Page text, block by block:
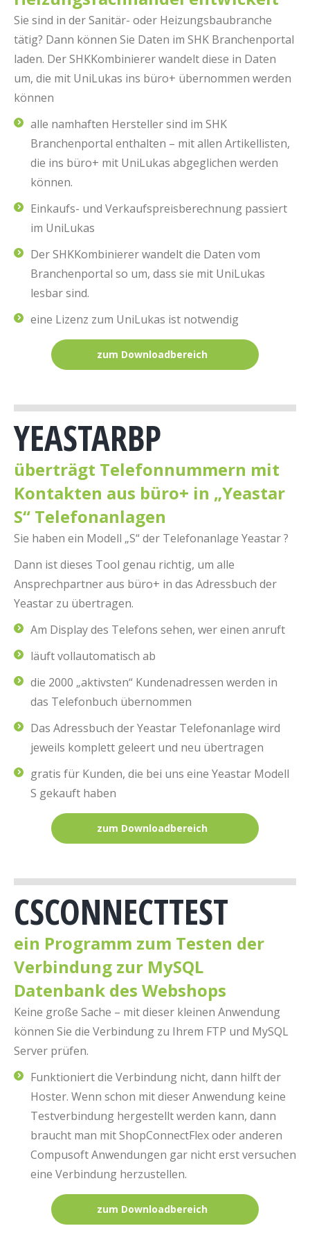
Sie sind in der Sanitär- oder Heizungsbaubranche
tätig? Dann können Sie Daten im SHK Branchenportal
laden. Der SHKKombinierer wandelt diese in Daten
um, die mit UniLukas ins büro+ übernommen werden
können
alle namhaften Hersteller sind im SHK
Branchenportal enthalten – mit allen Artikellisten,
die ins büro+ mit UniLukas abgeglichen werden
können.
Einkaufs- und Verkaufspreisberechnung passiert
im UniLukas
Der SHKKombinierer wandelt die Daten vom
Branchenportal so um, dass sie mit UniLukas
lesbar sind.
eine Lizenz zum UniLukas ist notwendig
zum Downloadbereich
YEASTARBP
überträgt Telefonnummern mit
Kontakten aus büro+ in „Yeastar
S“ Telefonanlagen
Sie haben ein Modell „S“ der Telefonanlage Yeastar ?
Dann ist dieses Tool genau richtig, um alle
Ansprechpartner aus büro+ in das Adressbuch der
Yeastar zu übertragen.
Am Display des Telefons sehen, wer einen anruft
läuft vollautomatisch ab
die 2000 „aktivsten“ Kundenadressen werden in
das Telefonbuch übernommen
Das Adressbuch der Yeastar Telefonanlage wird
jeweils komplett geleert und neu übertragen
gratis für Kunden, die bei uns eine Yeastar Modell
S gekauft haben
zum Downloadbereich
CSCONNECTTEST
ein Programm zum Testen der
Verbindung zur MySQL
Datenbank des Webshops
Keine große Sache – mit dieser kleinen Anwendung
können Sie die Verbindung zu Ihrem FTP und MySQL
Server prüfen.
Funktioniert die Verbindung nicht, dann hilft der
Hoster. Wenn schon mit dieser Anwendung keine
Testverbindung hergestellt werden kann, dann
braucht man mit ShopConnectFlex oder anderen
Compusoft Anwendungen gar nicht erst versuchen
eine Verbindung herzustellen.
zum Downloadbereich